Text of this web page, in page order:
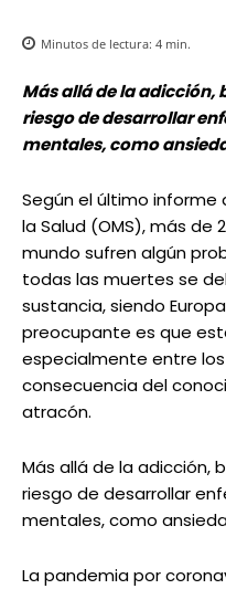
Minutos de lectura: 4 min.
Más allá de la adicción,
riesgo de desarrollar
mentales, como
Según el último informe
la Salud (OMS), más de
mundo sufren algún
todas las muertes se
sustancia, siendo
preocupante es que
especialmente entre
consecuencia del
atracón.
Más allá de la adicción,
riesgo de desarrollar
mentales, como
La pandemia por